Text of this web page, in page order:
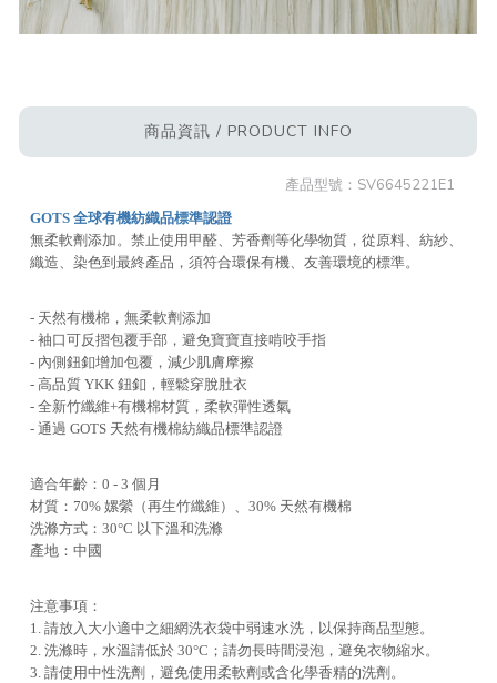
商品資訊 / PRODUCT INFO
產品型號： SV6645221E1
GOTS 全球有機紡織品標準認證
無柔軟劑添加。禁止使用甲醛、芳香劑等化學物質，從原料、紡紗、
織造、染色到最終產品，須符合環保有機、友善環境的標準。
- 天然有機棉，無柔軟劑添加
- 袖口可反摺包覆手部，避免寶寶直接啃咬手指
- 內側鈕釦增加包覆，減少肌膚摩擦
- 高品質 YKK 鈕釦，輕鬆穿脫肚衣
- 全新竹纖維+有機棉材質，柔軟彈性透氣
- 通過 GOTS 天然有機棉紡織品標準認證
適合年齡：0 - 3 個月
材質：70% 嫘縈（再生竹纖維）、30% 天然有機棉
洗滌方式：30°C 以下溫和洗滌
產地：中國
注意事項：
1. 請放入大小適中之細網洗衣袋中弱速水洗，以保持商品型態。
2. 洗滌時，水溫請低於 30°C；請勿長時間浸泡，避免衣物縮水。
3. 請使用中性洗劑，避免使用柔軟劑或含化學香精的洗劑。